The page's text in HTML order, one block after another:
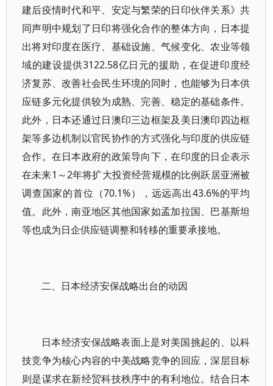
建后疫情时代和平、安定与繁荣的日印伙伴关系》共
同声明中规划了日印将强化合作的整体方向，日本提
出将对印度在医疗、基础设施、气候变化、农业等领
域的建设提供3122.58亿日元的援助，在促进印度经
济复苏、改善社会民生环境的同时，也能够为日本供
应链多元化提供较为成熟、完善、稳定的基础条件。
此外，日本还通过日澳印三边框架及美日澳印四边框
架等多边机制以官民协作的方式强化与印度的供应链
合作。在日本政府的政策导向下，在印度的日企表示
在未来1～2年将扩大投资经营规模的比例跃居亚洲被
调查国家的首位（70.1%），远远高出43.6%的平均
值。此外，南亚地区其他国家如孟加拉国、巴基斯坦
等也成为日企供应链调整和转移的重要承接地。
二、日本经济安保战略出台的动因
日本经济安保战略表面上是对美国挑起的、以科
技竞争为核心内容的中美战略竞争的回应，深层目标
则是谋求在新经贸科技秩序中的有利地位。结合日本